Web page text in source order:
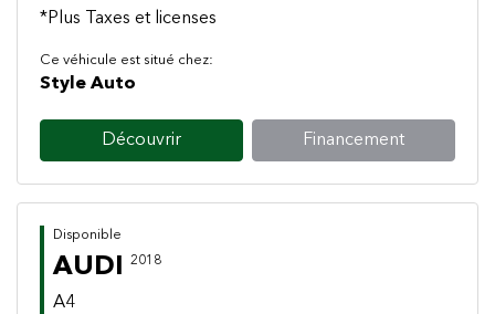
*Plus Taxes et licenses
Ce véhicule est situé chez:
Style Auto
Découvrir Financement
Disponible
AUDI 2018
A4